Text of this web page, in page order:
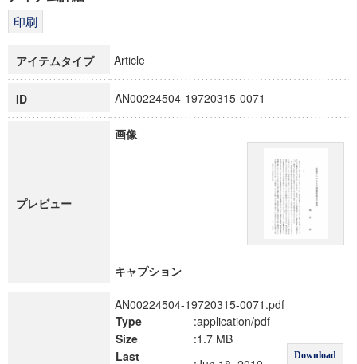
博士課程教育リーディングプログラム「超成熟社会発展のサ
アイテムタイプ Article
ID AN00224504-19720315-0071
プレビュー
画像
キャプション
AN00224504-19720315-0071.pdf
Type
:application/pdf
Download
Size
:1.7 MB
Last